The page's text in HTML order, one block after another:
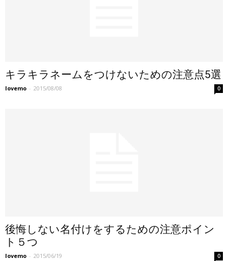
キラキラネームをつけないための注意点5選
lovemo - 2015/08/08 0
後悔しない名付けをするための注意ポイン
ト５つ
lovemo - 2015/06/19 0